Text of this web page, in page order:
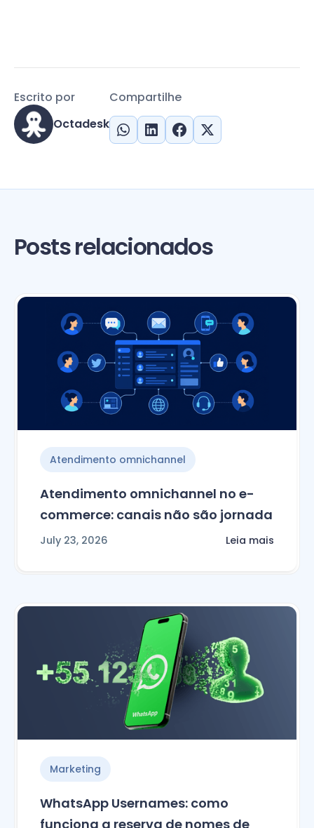
Compartilhe
Escrito por
Octadesk
Posts relacionados
Atendimento omnichannel
Atendimento omnichannel no e-
commerce: canais não são jornada
July 23, 2026 Leia mais
Marketing
WhatsApp Usernames: como
funciona a reserva de nomes de